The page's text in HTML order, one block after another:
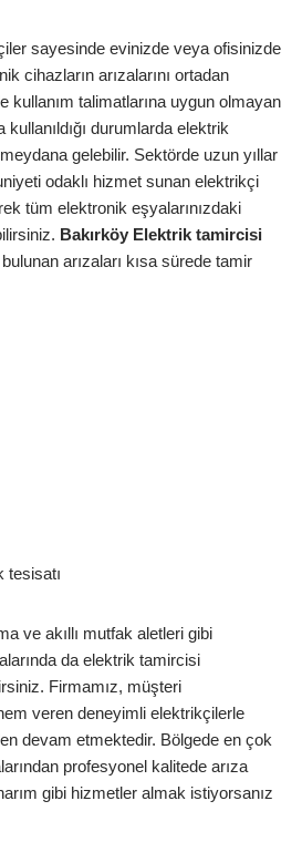
sayesinde evinizde veya ofisinizde
cihazların arızalarını ortadan
kullanım talimatlarına uygun olmayan
durumlarda elektrik
gelebilir. Sektörde uzun yıllar
odaklı hizmet sunan elektrikçi
tüm elektronik eşyalarınızdaki
Bakırköy Elektrik tamircisi
arızaları kısa sürede tamir
tesisatı
ve akıllı mutfak aletleri gibi
da elektrik tamircisi
Firmamız, müşteri
veren deneyimli elektrikçilerle
devam etmektedir. Bölgede en çok
profesyonel kalitede arıza
gibi hizmetler almak istiyorsanız